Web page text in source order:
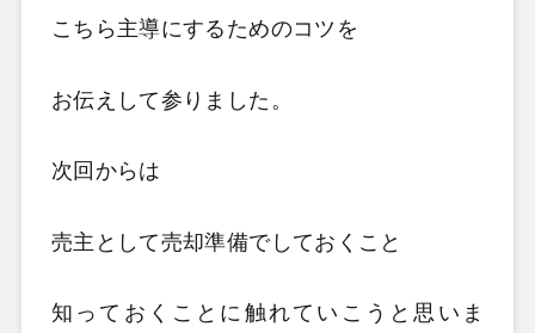
こちら主導にするためのコツを
お伝えして参りました。
次回からは
売主として売却準備でしておくこと
知っておくことに触れていこうと思いま